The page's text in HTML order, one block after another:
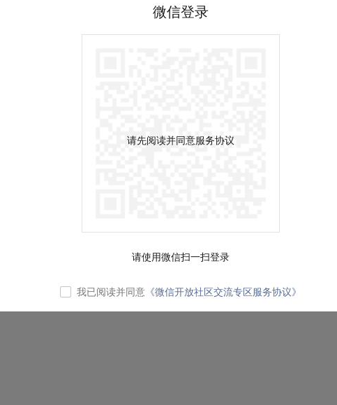
微信登录
请先阅读并同意服务协议
请使用微信扫一扫登录
我已阅读并同意 《微信开放社区交流专区服务协议》